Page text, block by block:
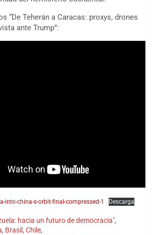
“De Teherán a Caracas: proxys, drones
ante Trump”:
into-china-s-orbit-final-compressed-1 Descarga
hacia un futuro de democracia",
, Brasil , Chile,